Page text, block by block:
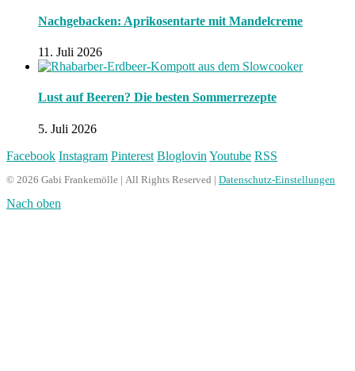
Nachgebacken: Aprikosentarte mit Mandelcreme
11. Juli 2026
Lust auf Beeren? Die besten Sommerrezepte
5. Juli 2026
Facebook Instagram Pinterest Bloglovin Youtube RSS
© 2026 Gabi Frankemölle | All Rights Reserved | Datenschutz-Einstellungen
Nach oben